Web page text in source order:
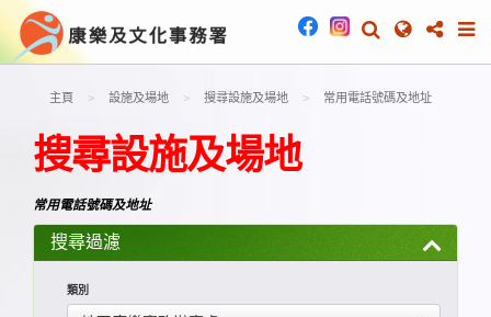
主頁 設施及場地 搜尋設施及場地 常用電話號碼及地址
搜尋設施及場地
常用電話號碼及地址
搜尋過濾
類別